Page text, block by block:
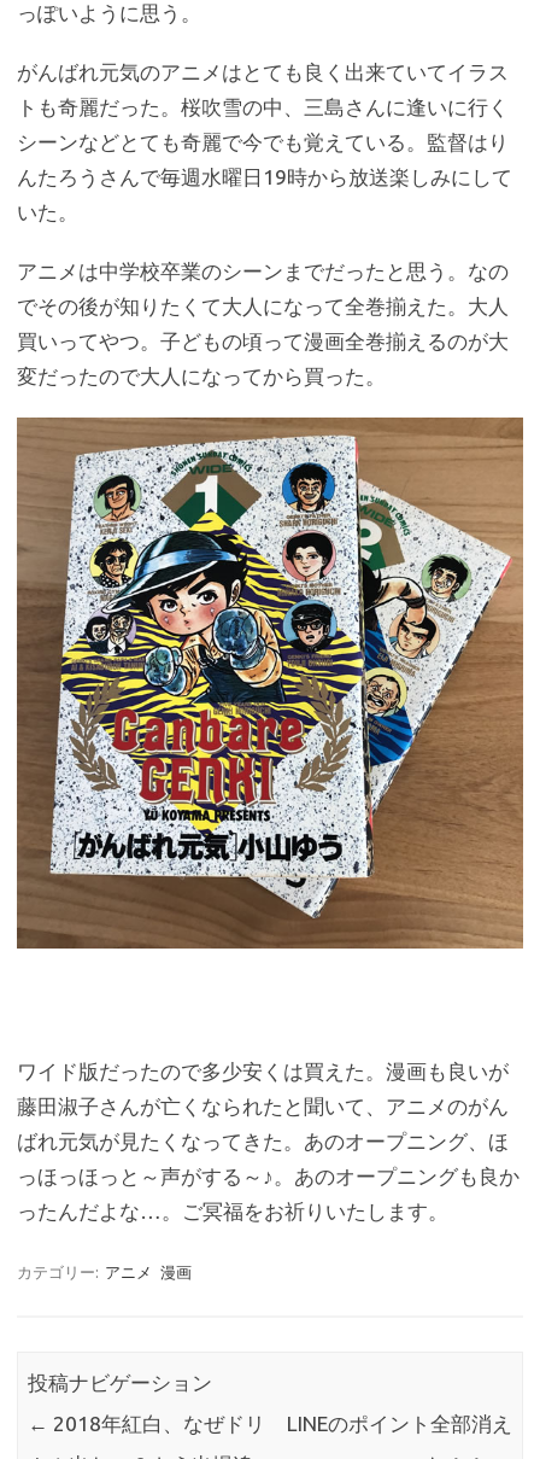
っぽいように思う。
がんばれ元気のアニメはとても良く出来ていてイラス
トも奇麗だった。桜吹雪の中、三島さんに逢いに行く
シーンなどとても奇麗で今でも覚えている。監督はり
んたろうさんで毎週水曜日19時から放送楽しみにして
いた。
アニメは中学校卒業のシーンまでだったと思う。なの
でその後が知りたくて大人になって全巻揃えた。大人
買いってやつ。子どもの頃って漫画全巻揃えるのが大
変だったので大人になってから買った。
ワイド版だったので多少安くは買えた。漫画も良いが
藤田淑子さんが亡くなられたと聞いて、アニメのがん
ばれ元気が見たくなってきた。あのオープニング、ほ
っほっほっと～声がする～♪。あのオープニングも良か
ったんだよな…。ご冥福をお祈りいたします。
カテゴリー: アニメ 漫画
投稿ナビゲーション
← 2018年紅白、なぜドリ
LINEのポイント全部消え